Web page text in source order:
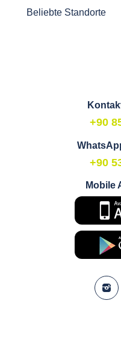
Beliebte Standorte
+90
+90
Mobile